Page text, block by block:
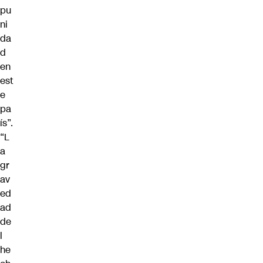
pu
ni
da
d
en
est
e
pa
ís”.
“L
a
gr
av
ed
ad
de
l
he